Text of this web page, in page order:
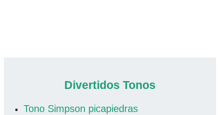
Divertidos Tonos
Tono Simpson picapiedras